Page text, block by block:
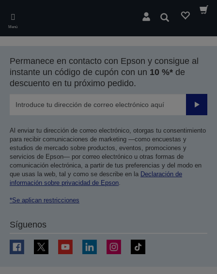
main
content
Menú
Buscar
Permanece en contacto con Epson y consigue al
instante un código de cupón con un 10 %* de
descuento en tu próximo pedido.
Enviar
Al enviar tu dirección de correo electrónico, otorgas tu consentimiento
para recibir comunicaciones de marketing —como encuestas y
estudios de mercado sobre productos, eventos, promociones y
servicios de Epson— por correo electrónico u otras formas de
comunicación electrónica, a partir de tus preferencias y del modo en
que usas la web, tal y como se describe en la Declaración de
información sobre privacidad de Epson.
*Se aplican restricciones
Síguenos